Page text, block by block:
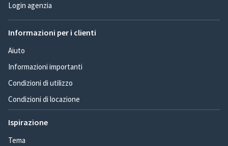
Login agenzia
Informazioni per i clienti
Aiuto
Informazioni importanti
Condizioni di utilizzo
Condizioni di locazione
Ispirazione
Tema